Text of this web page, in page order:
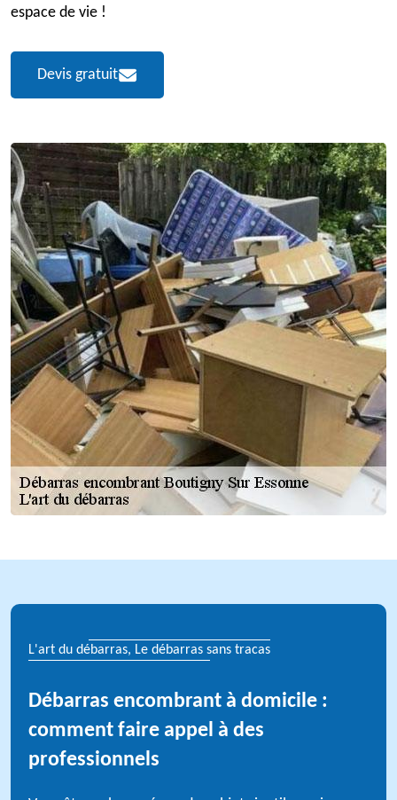
espace de vie !
Devis gratuit
L'art du débarras, Le débarras sans tracas
Débarras encombrant à domicile :
comment faire appel à des
professionnels